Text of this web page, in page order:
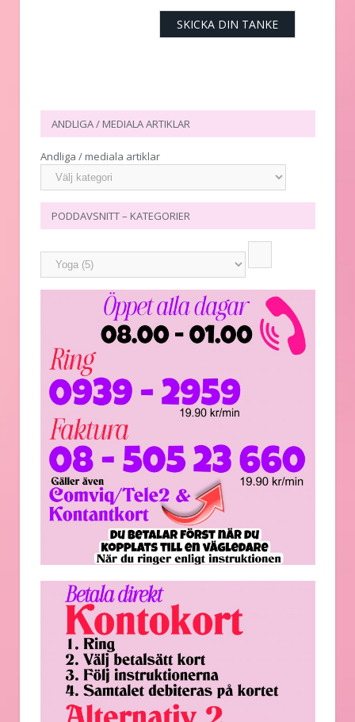
ANDLIGA / MEDIALA ARTIKLAR
Andliga / mediala artiklar
PODDAVSNITT – KATEGORIER